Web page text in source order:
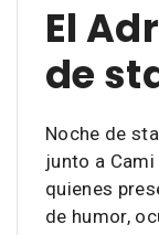
El
de
Noche de
junto a
quienes
de humor,